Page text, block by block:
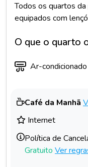
Todos os quartos
equipados com
O que o quarto
Ar-condicionado
Café da Manhã
Internet
Política de
Gratuito Ver